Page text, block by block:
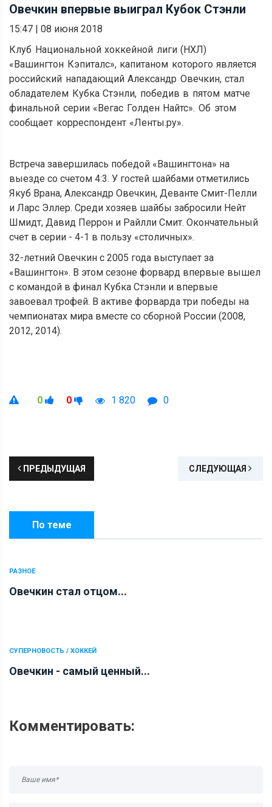
Овечкин впервые выиграл Кубок Стэнли
15:47 | 08 июня 2018
Клуб Национальной хоккейной лиги (НХЛ)
«Вашингтон Кэпиталс», капитаном которого является
российский нападающий Александр Овечкин, стал
обладателем Кубка Стэнли, победив в пятом матче
финальной серии «Вегас Голден Найтс».Об этом
сообщает корреспондент «Ленты.ру».
Встреча завершилась победой «Вашингтона» на
выезде со счетом 4:3. У гостей шайбами отметились
Якуб Врана, Александр Овечкин, Деванте Смит-Пелли
и Ларс Эллер. Среди хозяев шайбы забросили Нейт
Шмидт, Давид Перрон и Райлли Смит. Окончательный
счет в серии - 4-1 в пользу «столичных».
32-летний Овечкин с 2005 года выступает за
«Вашингтон». В этом сезоне форвард впервые вышел
с командой в финал Кубка Стэнли и впервые
завоевал трофей. В активе форварда три победы на
чемпионатах мира вместе со сборной России (2008,
2012, 2014).
0 0 1 820 0
ПРЕДЫДУЩАЯ СЛЕДУЮЩАЯ
По теме
РАЗНОЕ
Овечкин стал отцом...
СУПЕРНОВОСТЬ / ХОККЕЙ
Овечкин - самый ценный...
Комментировать: